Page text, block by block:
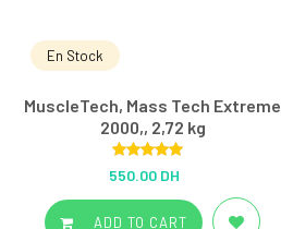
En Stock
MuscleTech, Mass Tech Extreme
2000,, 2,72 kg
out of 5
550.00 DH
ADD TO CART